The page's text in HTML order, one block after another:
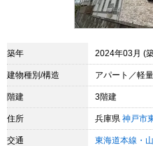
築年 2024年03月 (
建物種別/構造 アパート／軽
階建 3階建
住所 兵庫県 神戸市
交通 東海道本線・